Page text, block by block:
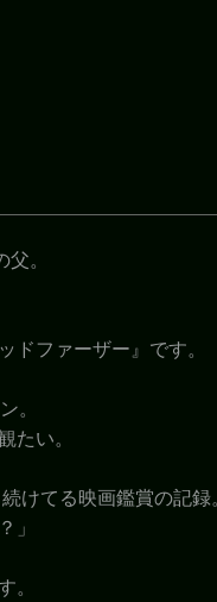
。
ドファーザー』です。
。
たい。
けてる映画鑑賞の記録。
」